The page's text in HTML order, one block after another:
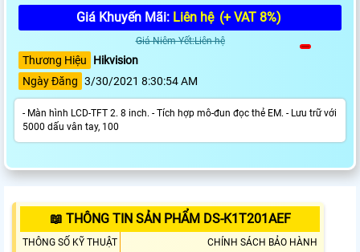
Giá Khuyến Mãi: Liên hệ (+ VAT 8%)
Giá Niêm Yết:Liên hệ
Thương Hiệu
Hikvision
Ngày Đăng 3/30/2021 8:30:54 AM
- Màn hình LCD-TFT 2. 8 inch. - Tích hợp mô-đun đọc thẻ EM. - Lưu trữ với
5000 dấu vân tay, 100
📖 THÔNG TIN SẢN PHẨM DS-K1T201AEF
THÔNG SỐ KỸ THUẬT CHÍNH SÁCH BẢO HÀNH